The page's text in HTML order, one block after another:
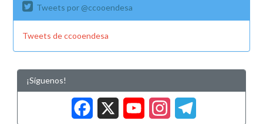
Tweets por @ccooendesa
Tweets de ccooendesa
¡Síguenos!
Facebook
X